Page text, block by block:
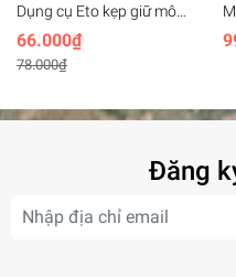
Dụng cụ Eto kẹp giữ mô
hình Mini bench vise
plastic
66.000₫
78.000₫
Đăng